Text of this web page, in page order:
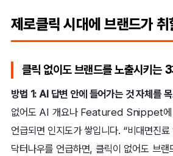
제로클릭 시대에 브랜드가
클릭 없이도 브랜드를 노출시키는
방법 1: AI 답변 안에 들어가는 것 자체를 목
없어도 AI 개요나 Featured Snippet에
언급되면 인지도가 쌓입니다. “비대면진
닥터나우를 언급하면, 클릭이 없어도 브랜